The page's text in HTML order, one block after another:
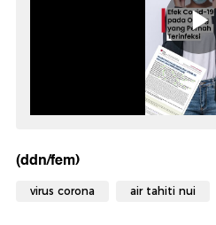
(ddn/fem)
virus corona air tahiti nui